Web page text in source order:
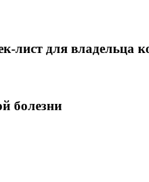
лист для владельца
болезни